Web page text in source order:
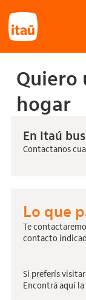
Quiero
hogar
En Itaú
Contactanos
Lo que
Te
contacto
Si preferís
Encontrá aquí